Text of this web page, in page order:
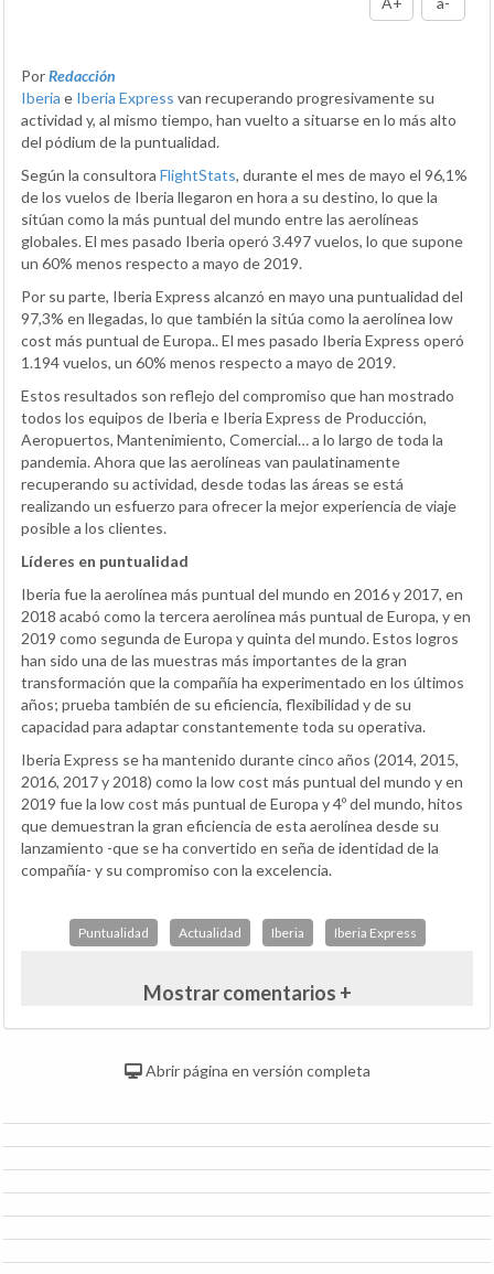
PorRedacción
Iberia e Iberia Express van recuperando progresivamente su
actividad y, al mismo tiempo, han vuelto a situarse en lo más alto
del pódium de la puntualidad.
Según la consultora FlightStats, durante el mes de mayo el 96,1%
de los vuelos de Iberia llegaron en hora a su destino, lo que la
sitúan como la más puntual del mundo entre las aerolíneas
globales. El mes pasado Iberia operó 3.497 vuelos, lo que supone
un 60% menos respecto a mayo de 2019.
Por su parte, Iberia Express alcanzó en mayo una puntualidad del
97,3% en llegadas, lo que también la sitúa como la aerolínea low
cost más puntual de Europa.. El mes pasado Iberia Express operó
1.194 vuelos, un 60% menos respecto a mayo de 2019.
Estos resultados son reflejo del compromiso que han mostrado
todos los equipos de Iberia e Iberia Express de Producción,
Aeropuertos, Mantenimiento, Comercial… a lo largo de toda la
pandemia. Ahora que las aerolíneas van paulatinamente
recuperando su actividad, desde todas las áreas se está
realizando un esfuerzo para ofrecer la mejor experiencia de viaje
posible a los clientes.
Líderes en puntualidad
Iberia fue la aerolínea más puntual del mundo en 2016 y 2017, en
2018 acabó como la tercera aerolínea más puntual de Europa, y en
2019 como segunda de Europa y quinta del mundo. Estos logros
han sido una de las muestras más importantes de la gran
transformación que la compañía ha experimentado en los últimos
años; prueba también de su eficiencia, flexibilidad y de su
capacidad para adaptar constantemente toda su operativa.
Iberia Express se ha mantenido durante cinco años (2014, 2015,
2016, 2017 y 2018) como la low cost más puntual del mundo y en
2019 fue la low cost más puntual de Europa y 4º del mundo, hitos
que demuestran la gran eficiencia de esta aerolínea desde su
lanzamiento -que se ha convertido en seña de identidad de la
compañía- y su compromiso con la excelencia.
Puntualidad Actualidad Iberia Iberia Express
Mostrar comentarios +
Abrir página en versión completa